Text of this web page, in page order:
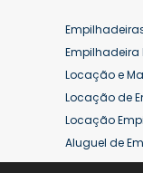
Empilhadeira
Locação e
Locação de
Locação
Aluguel de
Aluguel de